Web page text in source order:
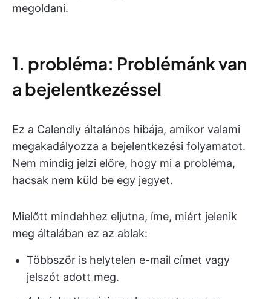
megoldani.
1. probléma: Problémánk van
a bejelentkezéssel
Ez a Calendly általános hibája, amikor valami
megakadályozza a bejelentkezési folyamatot.
Nem mindig jelzi előre, hogy mi a probléma,
hacsak nem küld be egy jegyet.
Mielőtt mindehhez eljutna, íme, miért jelenik
meg általában ez az ablak:
Többször is helytelen e-mail címet vagy
jelszót adott meg.